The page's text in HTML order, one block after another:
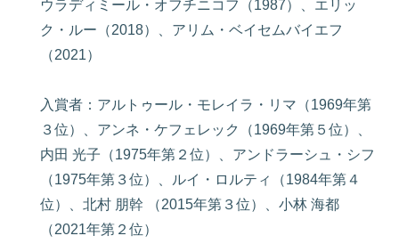
ウラディミール・オフチニコフ（1987）、エリッ
ク・ルー（2018）、アリム・ベイセムバイエフ
（2021）
入賞者：アルトゥール・モレイラ・リマ（1969年第
３位）、アンネ・ケフェレック（1969年第５位）、
内田 光子（1975年第２位）、アンドラーシュ・シフ
（1975年第３位）、ルイ・ロルティ（1984年第４
位）、北村 朋幹 （2015年第３位）、小林 海都
（2021年第２位）